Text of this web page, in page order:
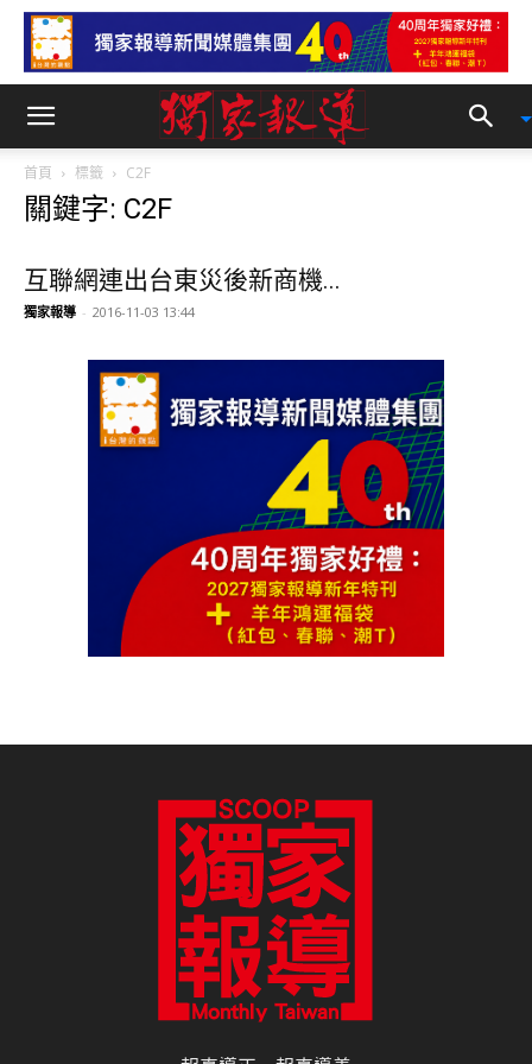
首頁 標籤 C2F
關鍵字: C2F
互聯網連出台東災後新商機...
獨家報導 - 2016-11-03 13:44